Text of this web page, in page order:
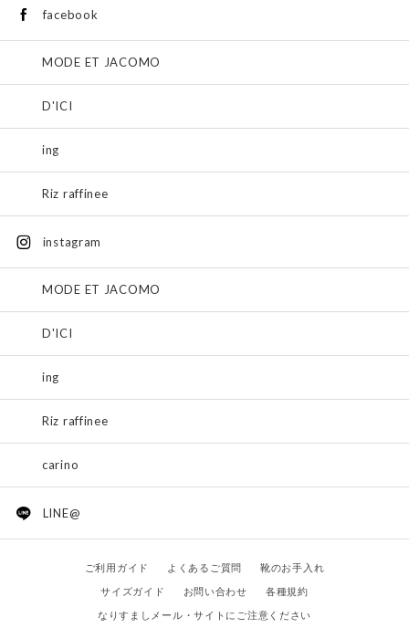
facebook
MODE ET JACOMO
D'ICI
ing
Riz raffinee
instagram
MODE ET JACOMO
D'ICI
ing
Riz raffinee
carino
LINE@
ご利用ガイド よくあるご質問
靴のお手入れ
サイズガイド
お問い合わせ
各種規約
なりすましメール・サイトにご注意ください